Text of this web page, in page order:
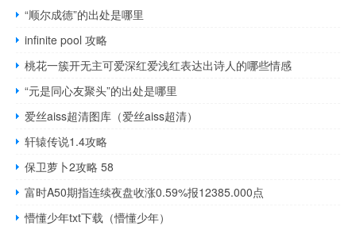
“顺尔成德”的出处是哪里
infinite pool 攻略
桃花一簇开无主可爱深红爱浅红表达出诗人的哪些情感
“元是同心友聚头”的出处是哪里
爱丝aiss超清图库（爱丝aiss超清）
轩辕传说1.4攻略
保卫萝卜2攻略 58
富时A50期指连续夜盘收涨0.59%报12385.000点
懵懂少年txt下载（懵懂少年）